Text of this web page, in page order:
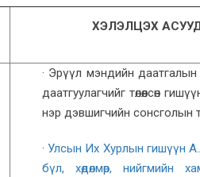
ХЭЛЭЛЦЭХ
· Эрүүл мэндийн даатгалын
даатгуулагчийг төлөөлсөн
нэр дэвшигчийн сонсголын
·Улсын Их Хурлын гишүүн
бүл, хөдөлмөр, нийгмийн